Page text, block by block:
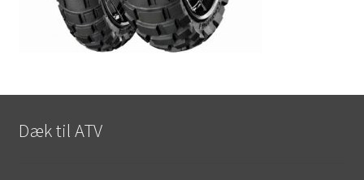
Dæk til ATV